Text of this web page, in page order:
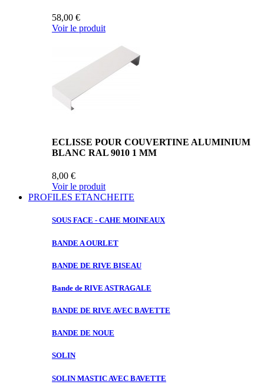
58,00 €
Voir le produit
ECLISSE POUR COUVERTINE ALUMINIUM
BLANC RAL 9010 1 MM
8,00 €
Voir le produit
PROFILES ETANCHEITE
SOUS FACE - CAHE MOINEAUX
BANDE AOURLET
BANDE DE RIVE BISEAU
Bande de RIVE ASTRAGALE
BANDE DE RIVE AVEC BAVETTE
BANDE DE NOUE
SOLIN
SOLIN MASTIC AVEC BAVETTE